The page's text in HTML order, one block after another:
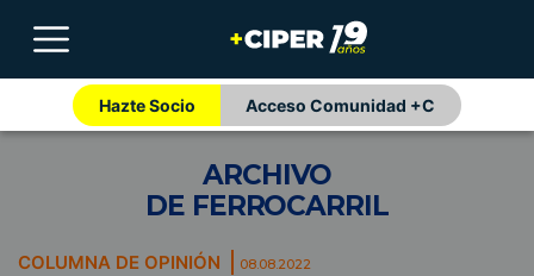
Hazte Socio Acceso Comunidad +C
ARCHIVO
DE FERROCARRIL
COLUMNA DE OPINIÓN 08.08.2022